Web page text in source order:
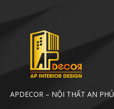
APDECOR – NỘI THẤT AN PHÚ